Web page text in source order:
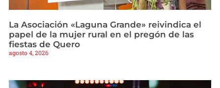
La Asociación «Laguna Grande» reivindica el
papel de la mujer rural en el pregón de las
fiestas de Quero
agosto 4, 2026